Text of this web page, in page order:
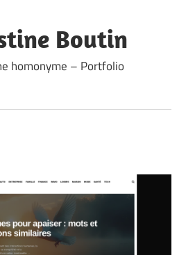
Boutin
homonyme – Portfolio